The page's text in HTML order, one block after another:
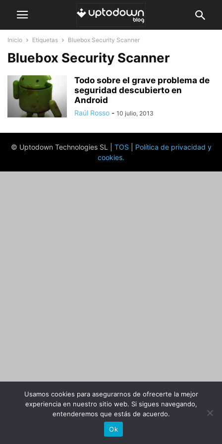
Inicio Etiquetas Bluebox Security Scanner
Bluebox Security Scanner
Todo sobre el grave problema de
seguridad descubierto en
Android
Raúl Rosso - 10 julio, 2013
© Uptodown Technologies SL | TOS
Política de privacidad y
cookies.
Usamos cookies para asegurarnos de ofrecerte la mejor
experiencia en nuestro sitio web. Si sigues navegando,
entenderemos que estás de acuerdo.
Ok